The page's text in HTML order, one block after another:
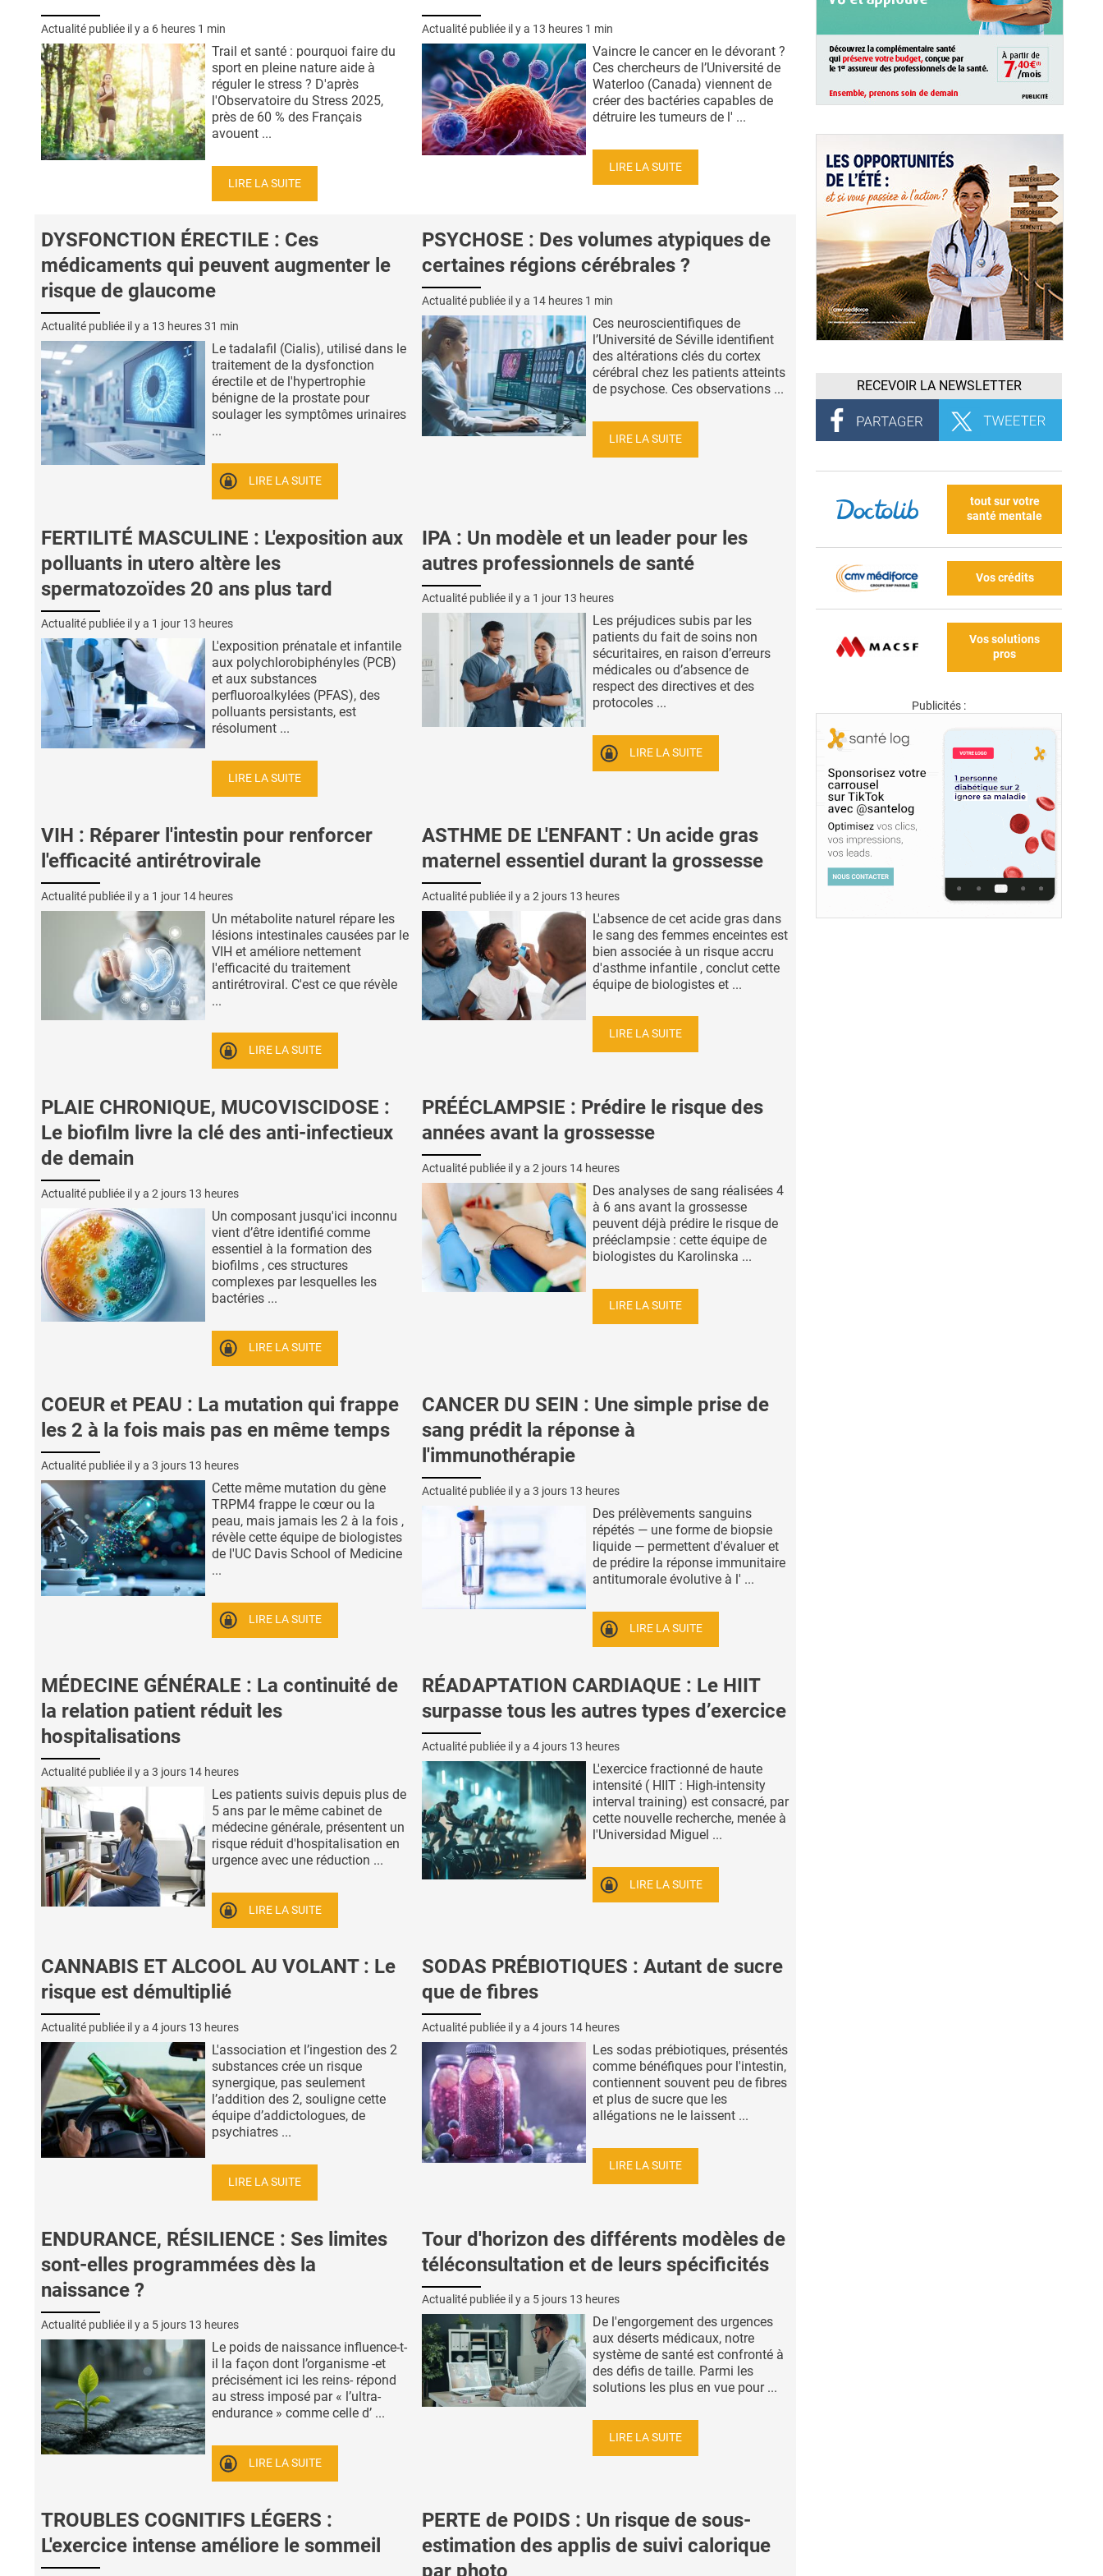
Actualité publiée il y a 6 heures 1 min
Trail et santé : pourquoi faire du
sport en pleine nature aide à
réguler le stress ? D'après
l'Observatoire du Stress 2025,
près de 60 % des Français
avouent ...
LIRE LA SUITE
Actualité publiée il y a 13 heures 1 min
Vaincre le cancer en le dévorant ?
Ces chercheurs de l’Université de
Waterloo (Canada) viennent de
créer des bactéries capables de
détruire les tumeurs de l' ...
LIRE LA SUITE
DYSFONCTION ÉRECTILE : Ces
médicaments qui peuvent augmenter le
risque de glaucome
Actualité publiée il y a 13 heures 31 min
Le tadalafil (Cialis), utilisé dans le
traitement de la dysfonction
érectile et de l'hypertrophie
bénigne de la prostate pour
soulager les symptômes urinaires
...
LIRE LA SUITE
PSYCHOSE : Des volumes atypiques de
certaines régions cérébrales ?
Actualité publiée il y a 14 heures 1 min
Ces neuroscientifiques de
l’Université de Séville identifient
des altérations clés du cortex
cérébral chez les patients atteints
de psychose. Ces observations ...
LIRE LA SUITE
FERTILITÉ MASCULINE : L'exposition aux
polluants in utero altère les
spermatozoïdes 20 ans plus tard
Actualité publiée il y a 1 jour 13 heures
L'exposition prénatale et infantile
aux polychlorobiphényles (PCB)
et aux substances
perfluoroalkylées (PFAS), des
polluants persistants, est
résolument ...
LIRE LA SUITE
IPA : Un modèle et un leader pour les
autres professionnels de santé
Actualité publiée il y a 1 jour 13 heures
Les préjudices subis par les
patients du fait de soins non
sécuritaires, en raison d’erreurs
médicales ou d’absence de
respect des directives et des
protocoles ...
LIRE LA SUITE
VIH : Réparer l'intestin pour renforcer
l'efficacité antirétrovirale
Actualité publiée il y a 1 jour 14 heures
Un métabolite naturel répare les
lésions intestinales causées par le
VIH et améliore nettement
l'efficacité du traitement
antirétroviral. C'est ce que révèle
...
LIRE LA SUITE
ASTHME DE L'ENFANT : Un acide gras
maternel essentiel durant la grossesse
Actualité publiée il y a 2 jours 13 heures
L'absence de cet acide gras dans
le sang des femmes enceintes est
bien associée à un risque accru
d'asthme infantile , conclut cette
équipe de biologistes et ...
LIRE LA SUITE
PLAIE CHRONIQUE, MUCOVISCIDOSE :
Le biofilm livre la clé des anti-infectieux
de demain
Actualité publiée il y a 2 jours 13 heures
Un composant jusqu'ici inconnu
vient d’être identifié comme
essentiel à la formation des
biofilms , ces structures
complexes par lesquelles les
bactéries ...
LIRE LA SUITE
PRÉÉCLAMPSIE : Prédire le risque des
années avant la grossesse
Actualité publiée il y a 2 jours 14 heures
Des analyses de sang réalisées 4
à 6 ans avant la grossesse
peuvent déjà prédire le risque de
prééclampsie : cette équipe de
biologistes du Karolinska ...
LIRE LA SUITE
COEUR et PEAU : La mutation qui frappe
les 2 à la fois mais pas en même temps
Actualité publiée il y a 3 jours 13 heures
Cette même mutation du gène
TRPM4 frappe le cœur ou la
peau, mais jamais les 2 à la fois ,
révèle cette équipe de biologistes
de l'UC Davis School of Medicine
...
LIRE LA SUITE
CANCER DU SEIN : Une simple prise de
sang prédit la réponse à
l'immunothérapie
Actualité publiée il y a 3 jours 13 heures
Des prélèvements sanguins
répétés — une forme de biopsie
liquide — permettent d'évaluer et
de prédire la réponse immunitaire
antitumorale évolutive à l' ...
LIRE LA SUITE
MÉDECINE GÉNÉRALE : La continuité de
la relation patient réduit les
hospitalisations
Actualité publiée il y a 3 jours 14 heures
Les patients suivis depuis plus de
5 ans par le même cabinet de
médecine générale, présentent un
risque réduit d'hospitalisation en
urgence avec une réduction ...
LIRE LA SUITE
RÉADAPTATION CARDIAQUE : Le HIIT
surpasse tous les autres types d’exercice
Actualité publiée il y a 4 jours 13 heures
L'exercice fractionné de haute
intensité ( HIIT : High-intensity
interval training) est consacré, par
cette nouvelle recherche, menée à
l'Universidad Miguel ...
LIRE LA SUITE
CANNABIS ET ALCOOL AU VOLANT : Le
risque est démultiplié
Actualité publiée il y a 4 jours 13 heures
L'association et l’ingestion des 2
substances crée un risque
synergique, pas seulement
l’addition des 2, souligne cette
équipe d’addictologues, de
psychiatres ...
LIRE LA SUITE
SODAS PRÉBIOTIQUES : Autant de sucre
que de fibres
Actualité publiée il y a 4 jours 14 heures
Les sodas prébiotiques, présentés
comme bénéfiques pour l'intestin,
contiennent souvent peu de fibres
et plus de sucre que les
allégations ne le laissent ...
LIRE LA SUITE
ENDURANCE, RÉSILIENCE : Ses limites
sont-elles programmées dès la
naissance ?
Actualité publiée il y a 5 jours 13 heures
Le poids de naissance influence-t-
il la façon dont l’organisme -et
précisément ici les reins- répond
au stress imposé par « l’ultra-
endurance » comme celle d’ ...
LIRE LA SUITE
Tour d'horizon des différents modèles de
téléconsultation et de leurs spécificités
Actualité publiée il y a 5 jours 13 heures
De l'engorgement des urgences
aux déserts médicaux, notre
système de santé est confronté à
des défis de taille. Parmi les
solutions les plus en vue pour ...
LIRE LA SUITE
TROUBLES COGNITIFS LÉGERS :
L'exercice intense améliore le sommeil
PERTE de POIDS : Un risque de sous-
estimation des applis de suivi calorique
par photo
RECEVOIR LA NEWSLETTER
tout sur votre
santé mentale
Vos crédits
Vos solutions
pros
Publicités :